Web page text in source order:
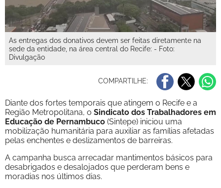
As entregas dos donativos devem ser feitas diretamente na
sede da entidade, na área central do Recife: - Foto:
Divulgação
COMPARTILHE:
Diante dos fortes temporais que atingem o Recife e a
Região Metropolitana, o Sindicato dos Trabalhadores em
Educação de Pernambuco (Sintepe) iniciou uma
mobilização humanitária para auxiliar as famílias afetadas
pelas enchentes e deslizamentos de barreiras.
A campanha busca arrecadar mantimentos básicos para
desabrigados e desalojados que perderam bens e
moradias nos últimos dias.